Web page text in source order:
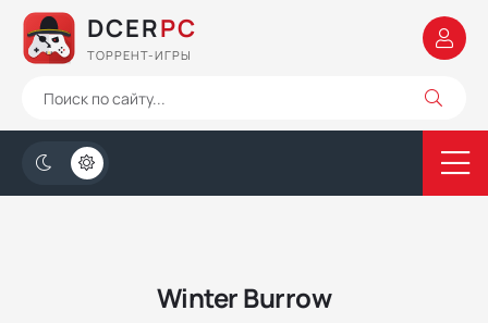
DCERPC
ТОРРЕНТ-ИГРЫ
Winter Burrow